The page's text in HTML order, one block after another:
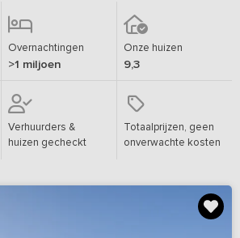
Overnachtingen
>1 miljoen
Onze huizen
9,3
Verhuurders &
huizen gecheckt
Totaalprijzen, geen
onverwachte kosten